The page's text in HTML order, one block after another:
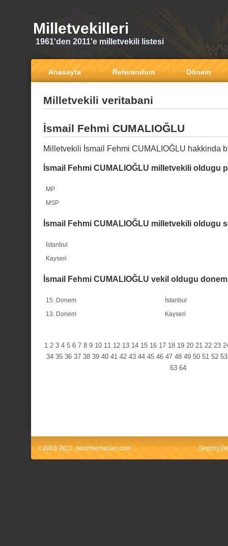
Milletvekilleri
1961'den 2011'e milletvekili listesi
Anasayfa Referandum Dönem
Milletvekili veritabani
İsmail Fehmi CUMALIOĞLU
Milletvekili İsmail Fehmi CUMALIOĞLU hakkinda
İsmail Fehmi CUMALIOĞLU milletvekili oldugu
MP
MSP
İsmail Fehmi CUMALIOĞLU milletvekili oldugu
İstanbul
Kayseri
İsmail Fehmi CUMALIOĞLU vekil oldugu
15. Donem
İstanbul
13. Donem
Kayseri
1 2 3 4 5 6 7 8 9 10 11 12 13 14 15 16 17 18 19 20 21 22 23
34 35 36 37 38 39 40 41 42 43 44 45 46 47 48 49 50 51 52 53
63 64
c 2003-2011. secimsonuclari.com Seçim